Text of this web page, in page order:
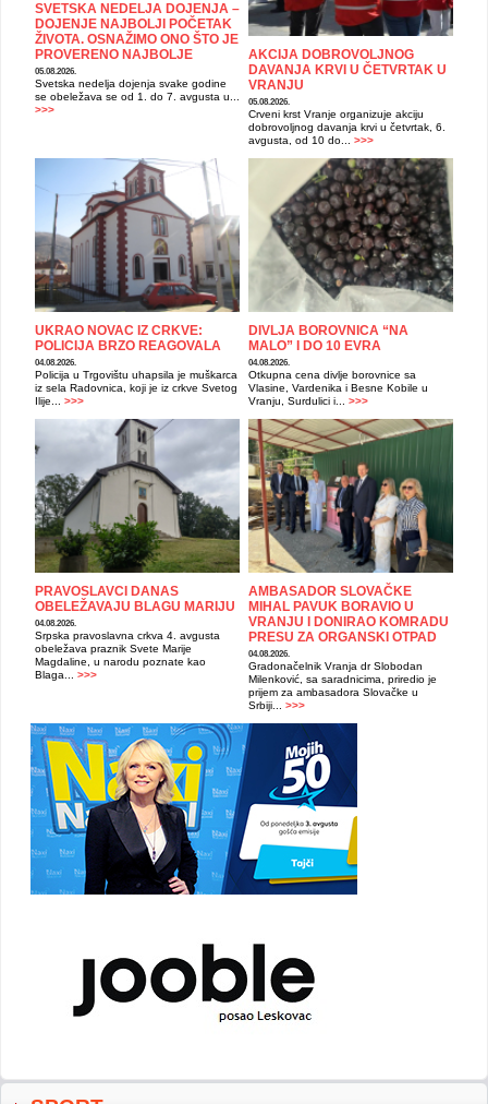
SVETSKA NEDELJA DOJENJA –
DOJENJE NAJBOLJI POČETAK
ŽIVOTA. OSNAŽIMO ONO ŠTO JE
PROVERENO NAJBOLJE
05.08.2026.
Svetska nedelja dojenja svake godine
se obeležava se od 1. do 7. avgusta u...
>>>
AKCIJA DOBROVOLJNOG
DAVANJA KRVI U ČETVRTAK U
VRANJU
05.08.2026.
Crveni krst Vranje organizuje akciju
dobrovoljnog davanja krvi u četvrtak, 6.
avgusta, od 10 do... >>>
UKRAO NOVAC IZ CRKVE:
POLICIJA BRZO REAGOVALA
04.08.2026.
Policija u Trgovištu uhapsila je muškarca
iz sela Radovnica, koji je iz crkve Svetog
Ilije... >>>
DIVLJA BOROVNICA “NA
MALO” I DO 10 EVRA
04.08.2026.
Otkupna cena divlje borovnice sa
Vlasine, Vardenika i Besne Kobile u
Vranju, Surdulici i... >>>
PRAVOSLAVCI DANAS
OBELEŽAVAJU BLAGU MARIJU
04.08.2026.
Srpska pravoslavna crkva 4. avgusta
obeležava praznik Svete Marije
Magdaline, u narodu poznate kao
Blaga... >>>
AMBASADOR SLOVAČKE
MIHAL PAVUK BORAVIO U
VRANJU I DONIRAO KOMRADU
PRESU ZA ORGANSKI OTPAD
04.08.2026.
Gradonačelnik Vranja dr Slobodan
Milenković, sa saradnicima, priredio je
prijem za ambasadora Slovačke u
Srbiji... >>>